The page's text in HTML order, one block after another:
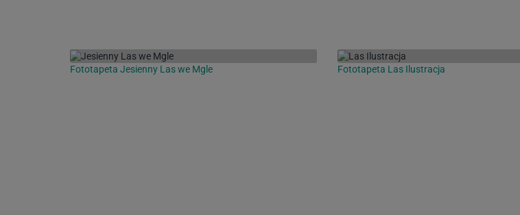
Fototapeta Jesienny Las we Mgle Fototapeta Las Ilustracja